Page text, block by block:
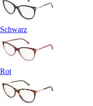
Schwarz
Rot